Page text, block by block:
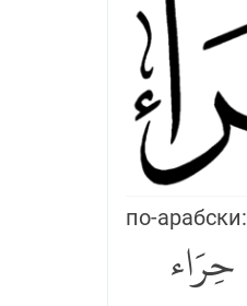
по-арабски:
حِرَاء